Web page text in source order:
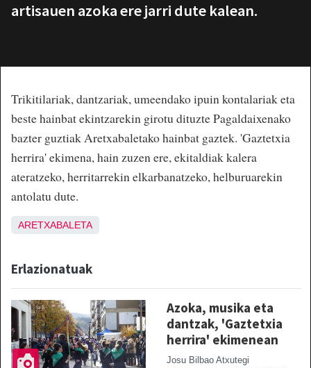
artisauen azoka ere jarri dute kalean.
Trikitilariak, dantzariak, umeendako ipuin kontalariak eta
beste hainbat ekintzarekin girotu dituzte Pagaldaixenako
bazter guztiak Aretxabaletako hainbat gaztek. 'Gaztetxia
herrira' ekimena, hain zuzen ere, ekitaldiak kalera
ateratzeko, herritarrekin elkarbanatzeko, helburuarekin
antolatu dute.
ARETXABALETA
Erlazionatuak
Azoka, musika eta
dantzak, 'Gaztetxia
herrira' ekimenean
Josu Bilbao Atxutegi